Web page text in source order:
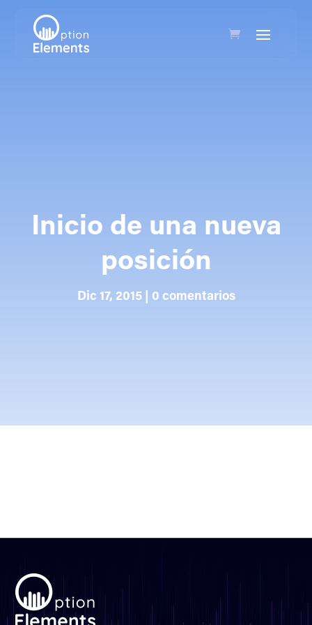
Inicio de una nueva
posición
Dic 17, 2015| 0 comentarios